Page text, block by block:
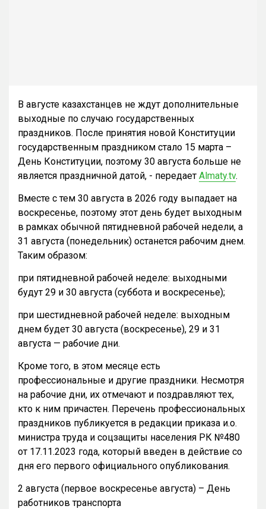
В августе казахстанцев не ждут дополнительные
выходные по случаю государственных
праздников. После принятия новой Конституции
государственным праздником стало 15 марта –
День Конституции, поэтому 30 августа больше не
является праздничной датой, - передает Almaty.tv.
Вместе с тем 30 августа в 2026 году выпадает на
воскресенье, поэтому этот день будет выходным
в рамках обычной пятидневной рабочей недели, а
31 августа (понедельник) останется рабочим днем.
Таким образом:
при пятидневной рабочей неделе: выходными
будут 29 и 30 августа (суббота и воскресенье);
при шестидневной рабочей неделе: выходным
днем будет 30 августа (воскресенье), 29 и 31
августа — рабочие дни.
Кроме того, в этом месяце есть
профессиональные и другие праздники. Несмотря
на рабочие дни, их отмечают и поздравляют тех,
кто к ним причастен. Перечень профессиональных
праздников публикуется в редакции приказа и.о.
министра труда и соцзащиты населения РК №480
от 17.11.2023 года, который введен в действие со
дня его первого официального опубликования.
2 августа (первое воскресенье августа) – День
работников транспорта